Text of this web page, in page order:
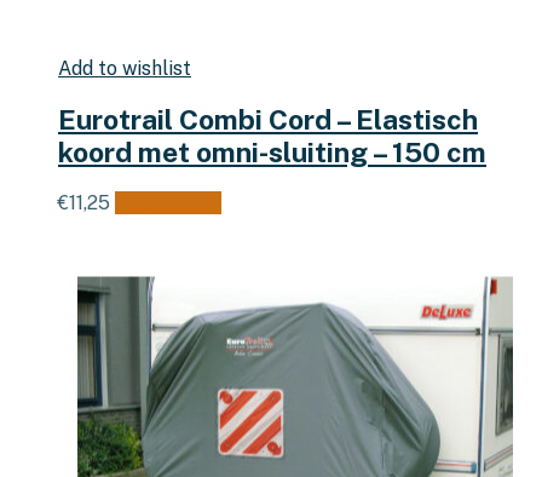
Add to wishlist
Eurotrail Combi Cord – Elastisch
koord met omni-sluiting – 150 cm
€11,25